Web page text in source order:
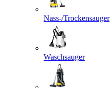
Nass-/Trockensauger
Waschsauger